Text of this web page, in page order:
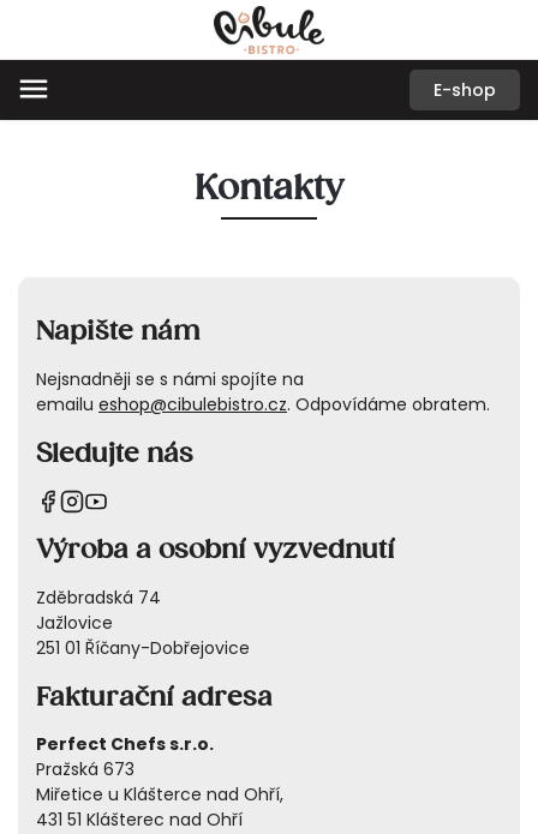
E-shop
Kontakty
Napište nám
Nejsnadněji se s námi spojíte na
emailu eshop@cibulebistro.cz. Odpovídáme obratem.
Sledujte nás
Výroba a osobní vyzvednutí
Zděbradská 74
Jažlovice
251 01 Říčany-Dobřejovice
Fakturační adresa
Perfect Chefs s.r.o.
Pražská 673
Miřetice u Klášterce nad Ohří,
431 51 Klášterec nad Ohří